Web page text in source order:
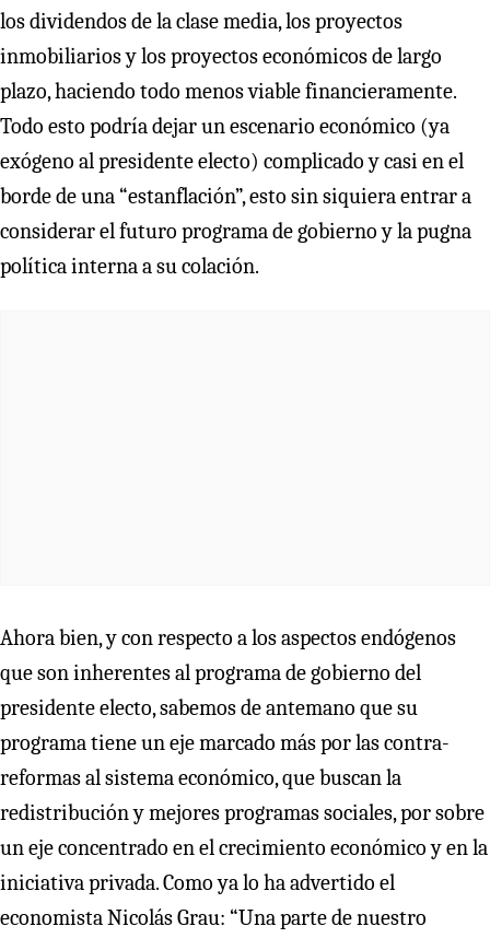
los dividendos de la clase media, los proyectos
inmobiliarios y los proyectos económicos de largo
plazo, haciendo todo menos viable financieramente.
Todo esto podría dejar un escenario económico (ya
exógeno al presidente electo) complicado y casi en el
borde de una “estanflación”, esto sin siquiera entrar a
considerar el futuro programa de gobierno y la pugna
política interna a su colación.
Ahora bien, y con respecto a los aspectos endógenos
que son inherentes al programa de gobierno del
presidente electo, sabemos de antemano que su
programa tiene un eje marcado más por las contra-
reformas al sistema económico, que buscan la
redistribución y mejores programas sociales, por sobre
un eje concentrado en el crecimiento económico y en la
iniciativa privada. Como ya lo ha advertido el
economista Nicolás Grau: “Una parte de nuestro